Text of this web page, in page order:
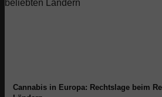
Cannabis in Europa: Rechtslage beim